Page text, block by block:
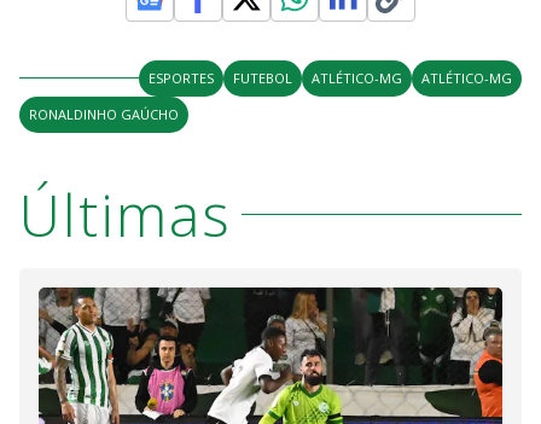
ESPORTES FUTEBOL ATLÉTICO-MG
ATLÉTICO-MG
RONALDINHO GAÚCHO
Últimas